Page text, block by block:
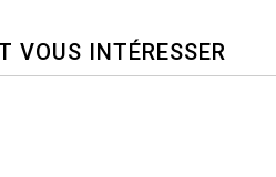
VOUS INTÉRESSER